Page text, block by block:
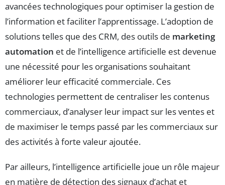
avancées technologiques pour optimiser la gestion de
l’information et faciliter l’apprentissage. L’adoption de
solutions telles que des CRM, des outils de marketing
automation et de l’intelligence artificielle est devenue
une nécessité pour les organisations souhaitant
améliorer leur efficacité commerciale. Ces
technologies permettent de centraliser les contenus
commerciaux, d’analyser leur impact sur les ventes et
de maximiser le temps passé par les commerciaux sur
des activités à forte valeur ajoutée.
Par ailleurs, l’intelligence artificielle joue un rôle majeur
en matière de détection des signaux d’achat et